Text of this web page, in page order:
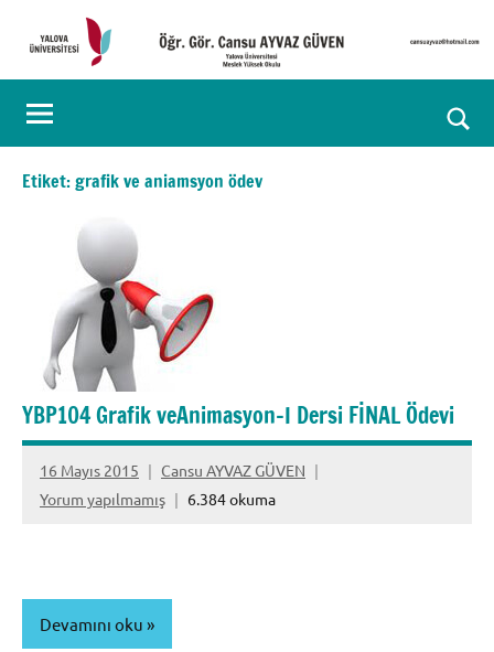
Öğr.
Gör.
Cansu
AYVAZ
GÜVEN
Web
Sayfası
Etiket:grafik ve aniamsyon ödev
YBP104 Grafik veAnimasyon-I Dersi FİNAL Ödevi
16 Mayıs 2015
Cansu AYVAZ GÜVEN
Yorum yapılmamış
6.384 okuma
Devamını oku